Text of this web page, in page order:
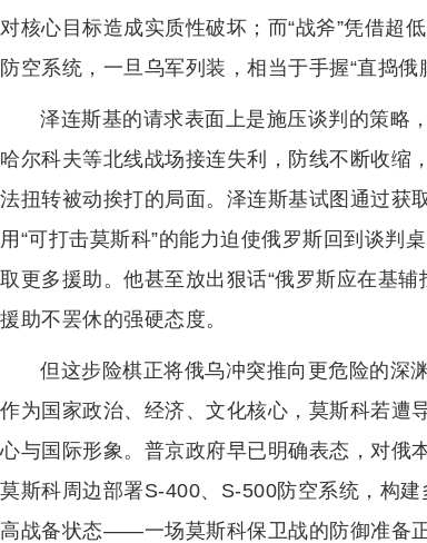
对核心目标造成实质性破坏；而“战斧”凭借超
防空系统，一旦乌军列装，相当于手握“直捣俄
泽连斯基的请求表面上是施压谈判的策略
哈尔科夫等北线战场接连失利，防线不断收缩
法扭转被动挨打的局面。泽连斯基试图通过
用“可打击莫斯科”的能力迫使俄罗斯回到谈判
取更多援助。他甚至放出狠话“俄罗斯应在基
援助不罢休的强硬态度。
但这步险棋正将俄乌冲突推向更危险的深
作为国家政治、经济、文化核心，莫斯科若遭
心与国际形象。普京政府早已明确表态，对俄
莫斯科周边部署S-400、S-500防空系统，构
高战备状态——一场莫斯科保卫战的防御准备正